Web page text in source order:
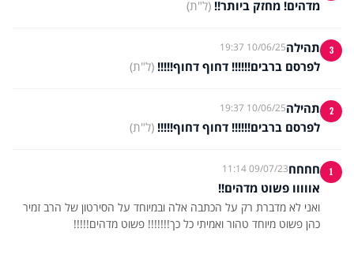
מדהים! מחזק ביותר!! (ל"ת)
3 תהילה10/06/25 19:37
לפרסם ברבים!!!!!! דחוף דחוף!!!!! (ל"ת)
2 תהילה10/06/25 19:37
לפרסם ברבים!!!!!! דחוף דחוף!!!!! (ל"ת)
1 חחחח09/07/23 11:14
אווווו פשוט מדהים!!
ואני לא מדברת רק על הכתבה אלה ובמיוחד על הסירטון של הרב זמיר
כהן פשוט מיוחד טהור ואמיתי כל כך!!!!!!! פשוט מדהים!!!!!